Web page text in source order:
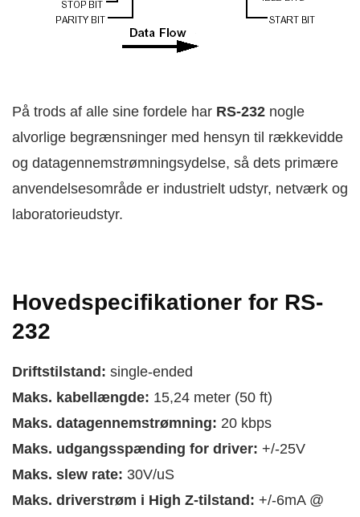
På trods af alle sine fordele har RS-232 nogle
alvorlige begrænsninger med hensyn til rækkevidde
og datagennemstrømningsydelse, så dets primære
anvendelsesområde er industrielt udstyr, netværk og
laboratorieudstyr.
Hovedspecifikationer for RS-
232
Driftstilstand: single-ended
Maks. kabellængde: 15,24 meter (50 ft)
Maks. datagennemstrømning: 20 kbps
Maks. udgangsspænding for driver: +/-25V
Maks. slew rate: 30V/uS
Maks. driverstrøm i High Z-tilstand: +/-6mA @